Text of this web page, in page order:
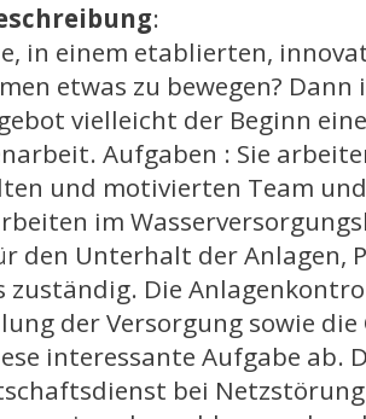
:
in einem etablierten,
etwas zu bewegen? Dann
vielleicht der Beginn
Aufgaben : Sie
und motivierten Team
im
den Unterhalt der Anlagen,
zuständig. Die
der Versorgung sowie
interessante Aufgabe ab.
bei